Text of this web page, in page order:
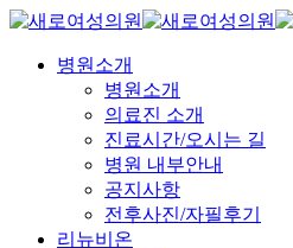
Skip
main
Menu
병원소개
병원소개
의료진 소개
진료시간/오시는 길
병원 내부안내
공지사항
전후사진/자필후기
리뉴비온